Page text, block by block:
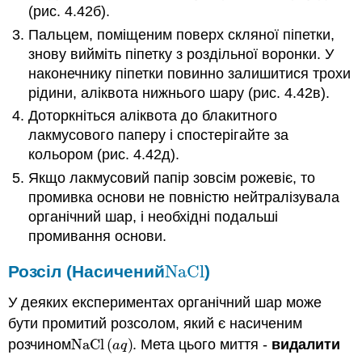
(рис. 4.42б).
Пальцем, поміщеним поверх скляної піпетки,
знову вийміть піпетку з роздільної воронки. У
наконечнику піпетки повинно залишитися трохи
рідини, аліквота нижнього шару (рис. 4.42в).
Доторкніться аліквота до блакитного
лакмусового паперу і спостерігайте за
кольором (рис. 4.42д).
Якщо лакмусовий папір зовсім рожевіє, то
промивка основи не повністю нейтралізувала
органічний шар, і необхідні подальші
промивання основи.
Розсіл (НасиченийNaCl
NaCl)
У деяких експериментах органічний шар може
бути промитий розсолом, який є насиченим
розчиномNaCl(aq)
NaCl(aq) . Мета цього миття - видалити